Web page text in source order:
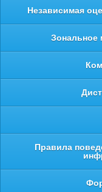
Независимая
Зональное
Правила